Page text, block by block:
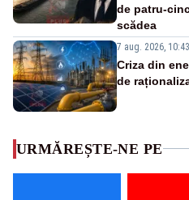
de patru-
scădea
7 aug. 2026, 10:43
Criza din
de
URMĂREȘTE-NE PE